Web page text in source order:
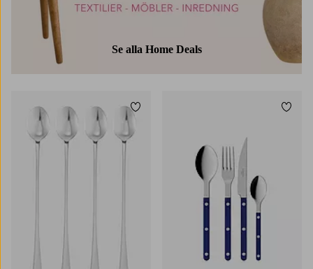
Se alla Home Deals
Lägg till i favoriter